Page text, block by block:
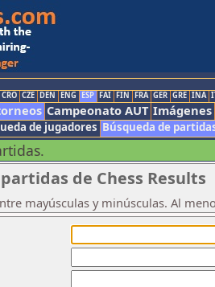
CRO CZE DEN ENG ESP FAI FIN FRA GER GRE INA
Campeonato AUT Imágenes
de jugadores Búsqueda de
de Chess Results
mayúsculas y minúsculas. Al